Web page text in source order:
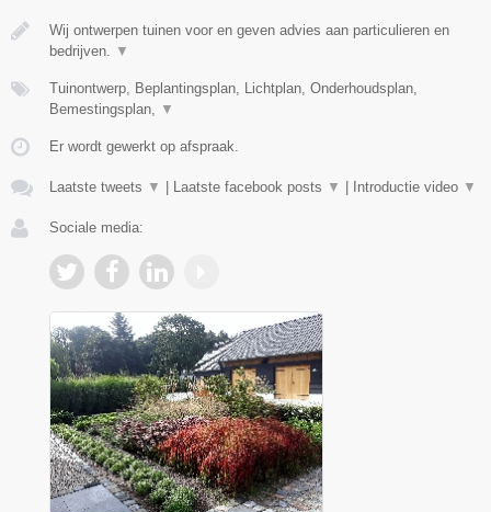
Wij ontwerpen tuinen voor en geven advies aan particulieren en
bedrijven.
▼
Tuinontwerp, Beplantingsplan, Lichtplan, Onderhoudsplan,
Bemestingsplan,
▼
Er wordt gewerkt op afspraak.
Laatste tweets ▼ Laatste facebook posts ▼ Introductie video ▼
Sociale media: